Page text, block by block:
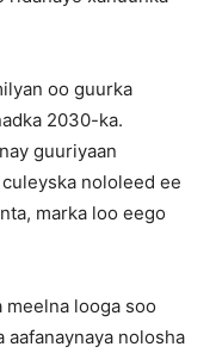
oo guurka
2030-ka.
guuriyaan
nololeed ee
marka loo eego
looga soo
nolosha